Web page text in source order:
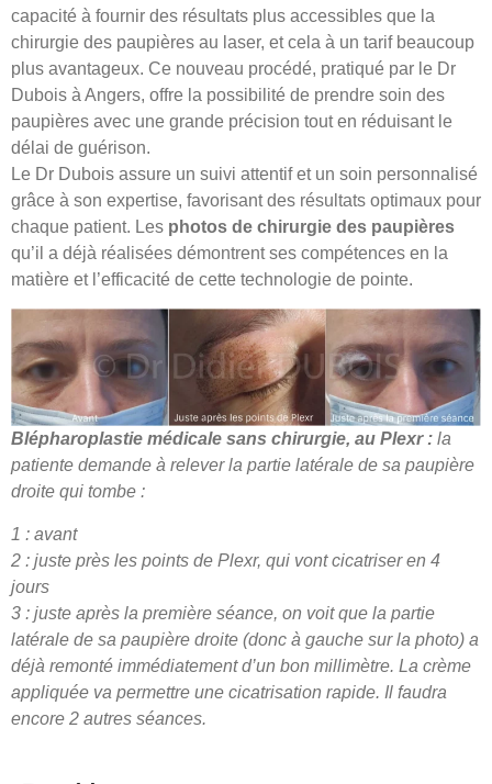
capacité à fournir des résultats plus accessibles que la
chirurgie des paupières au laser, et cela à un tarif beaucoup
plus avantageux. Ce nouveau procédé, pratiqué par le Dr
Dubois à Angers, offre la possibilité de prendre soin des
paupières avec une grande précision tout en réduisant le
délai de guérison.
Le Dr Dubois assure un suivi attentif et un soin personnalisé
grâce à son expertise, favorisant des résultats optimaux pour
chaque patient. Les photos de chirurgie des paupières
qu’il a déjà réalisées démontrent ses compétences en la
matière et l’efficacité de cette technologie de pointe.
Blépharoplastie médicale sans chirurgie, au Plexr : la
patiente demande à relever la partie latérale de sa paupière
droite qui tombe :
1 : avant
2 : juste près les points de Plexr, qui vont cicatriser en 4
jours
3 : juste après la première séance, on voit que la partie
latérale de sa paupière droite (donc à gauche sur la photo) a
déjà remonté immédiatement d’un bon millimètre. La crème
appliquée va permettre une cicatrisation rapide. Il faudra
encore 2 autres séances.